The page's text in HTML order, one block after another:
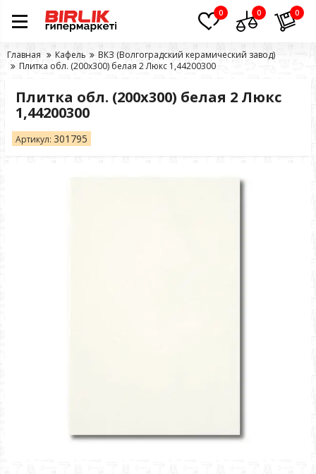
0 0 0
Главная Кафель
ВКЗ (Волгоградский керамический завод)
Плитка обл. (200х300) белая 2 Люкс 1,44200300
Плитка обл. (200х300) белая 2 Люкс
1,44200300
Артикул: 301795